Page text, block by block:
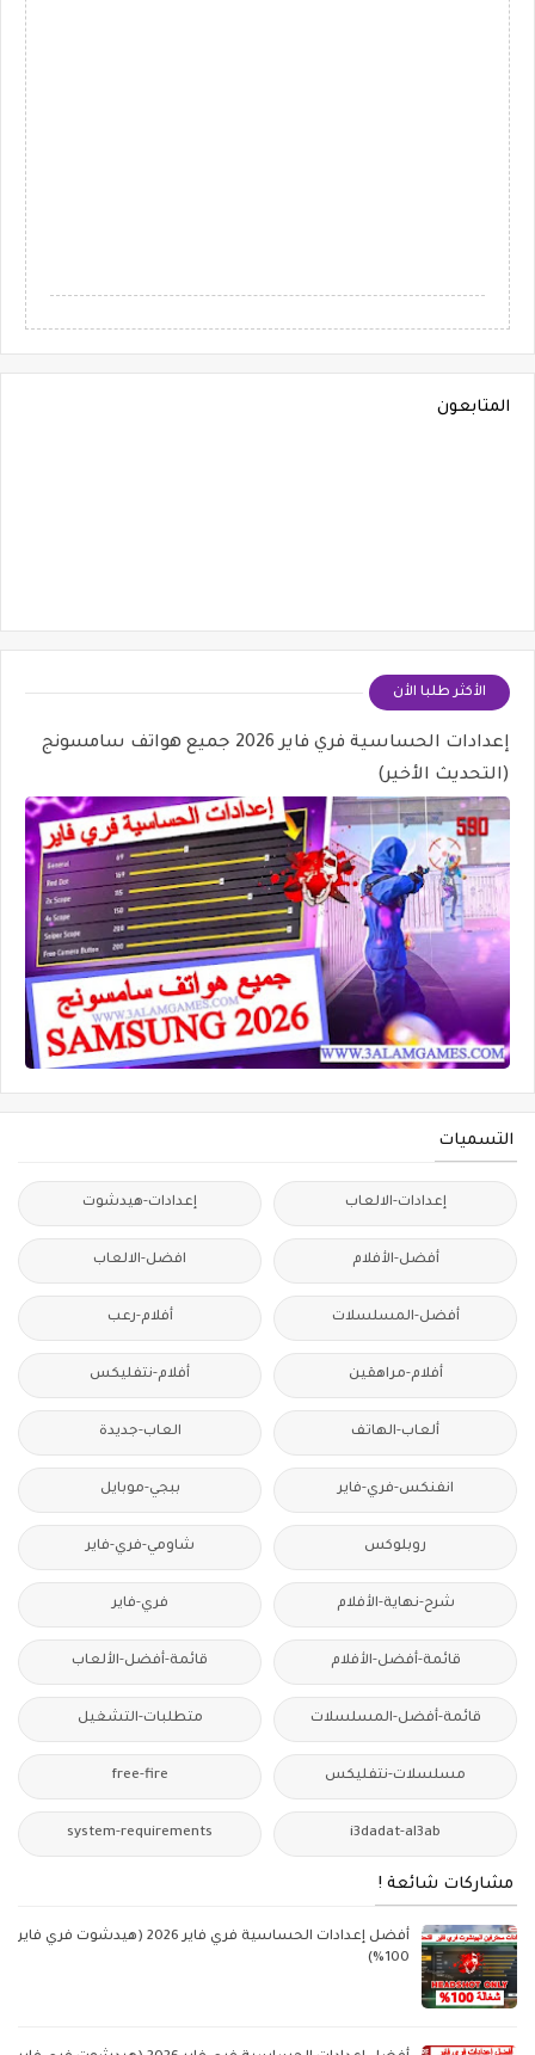
المتابعون
الأكثر طلبا الأن
إعدادات الحساسية فري فاير 2026 جميع هواتف سامسونج
(التحديث الأخير)
التسميات
إعدادات-الالعاب إعدادات-هيدشوت
أفضل-الأفلام افضل-الالعاب
أفضل-المسلسلات أفلام-رعب
أفلام-مراهقين أفلام-نتفليكس
ألعاب-الهاتف العاب-جديدة
انفنكس-فري-فاير ببجي-موبايل
روبلوكس شاومي-فري-فاير
شرح-نهاية-الأفلام فري-فاير
قائمة-أفضل-الأفلام قائمة-أفضل-الألعاب
قائمة-أفضل-المسلسلات متطلبات-التشغيل
مسلسلات-نتفليكس free-fire
i3dadat-al3ab
system-requirements
مشاركات شائعة !
أفضل إعدادات الحساسية فري فاير 2026 (هيدشوت فري فاير
100%)